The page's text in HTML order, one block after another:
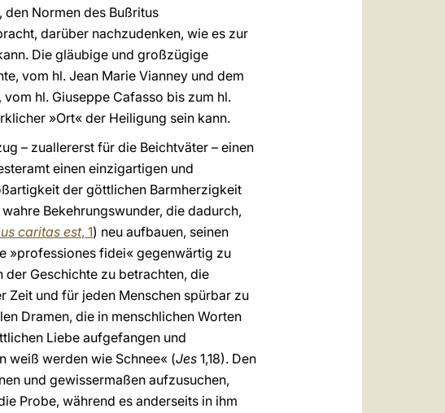
Normen des Bußritus
darüber nachzudenken, wie es zur
Die gläubige und großzügige
vom hl. Jean Marie Vianney und dem
hl. Giuseppe Cafasso bis zum hl.
»Ort« der Heiligung sein kann.
– zuallererst für die Beichtväter – einen
einen einzigartigen und
der göttlichen Barmherzigkeit
Bekehrungswunder, die dadurch,
caritas est, 1) neu aufbauen, seinen
»professiones fidei« gegenwärtig zu
Geschichte zu betrachten, die
Zeit und für jeden Menschen spürbar zu
Dramen, die in menschlichen Worten
Liebe aufgefangen und
weiß werden wie Schnee« (Jes 1,18). Den
und gewissermaßen aufzusuchen,
Probe, während es anderseits in ihm